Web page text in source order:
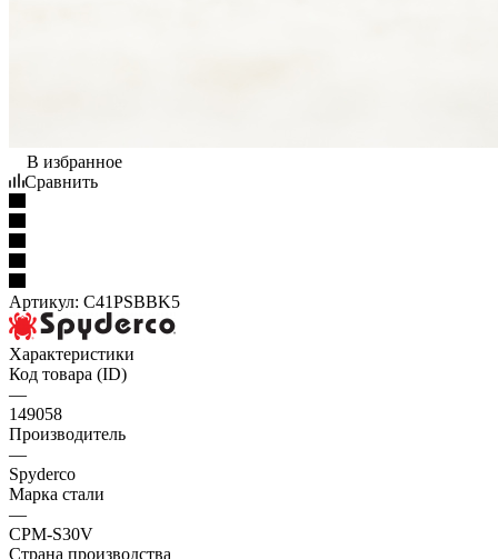
В избранное
Сравнить
Артикул: C41PSBBK5
Характеристики
Код товара (ID)
—
149058
Производитель
—
Spyderco
Марка стали
—
CPM-S30V
Страна производства